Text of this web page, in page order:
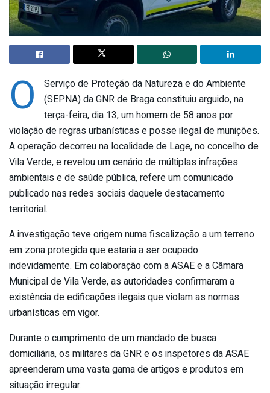
O
Serviço de Proteção da Natureza e do Ambiente
(SEPNA) da GNR de Braga constituiu arguido, na
terça-feira, dia 13, um homem de 58 anos por
violação de regras urbanísticas e posse ilegal de munições.
A operação decorreu na localidade de Lage, no concelho de
Vila Verde, e revelou um cenário de múltiplas infrações
ambientais e de saúde pública, refere um comunicado
publicado nas redes sociais daquele destacamento
territorial.
A investigação teve origem numa fiscalização a um terreno
em zona protegida que estaria a ser ocupado
indevidamente. Em colaboração com a ASAE e a Câmara
Municipal de Vila Verde, as autoridades confirmaram a
existência de edificações ilegais que violam as normas
urbanísticas em vigor.
Durante o cumprimento de um mandado de busca
domiciliária, os militares da GNR e os inspetores da ASAE
apreenderam uma vasta gama de artigos e produtos em
situação irregular: